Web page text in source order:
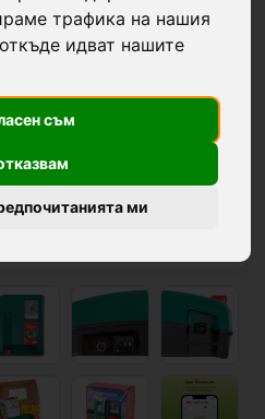
трафика на нашия
идват нашите
съм
ми